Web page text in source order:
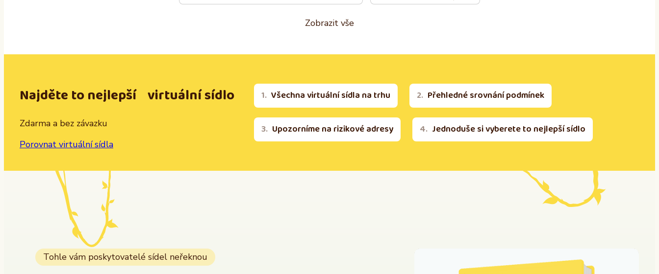
Zobrazit vše
Najděte to nejlepší virtuální sídlo
Zdarma a bez závazku
Porovnat virtuální sídla
Všechna virtuální sídla na trhu Přehledné srovnání podmínek
Upozorníme na rizikové adresy Jednoduše si vyberete to nejlepší sídlo
Tohle vám poskytovatelé sídel neřeknou